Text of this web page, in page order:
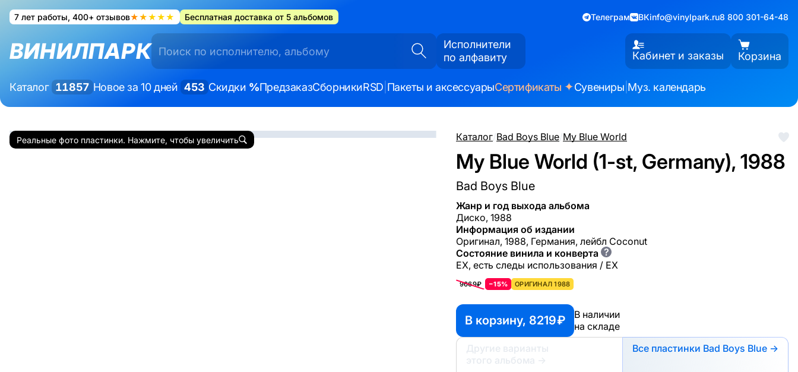
7 лет работы, 400+ отзывов★★★★★ Бесплатная доставка от 5 альбомов Телеграм ВКinfo@vinylpark.ru8 800 301-64-48
ВИНИЛПАРК
Исполнители
по алфавиту
Кабинет и заказы Корзина
Каталог 11857 Новое за 10 дней 453 Скидки %ПредзаказСборникиRSD Пакеты и аксессуарыСертификаты ✦Сувениры Муз. календарь
Каталог/Bad Boys Blue/My Blue World
My Blue World (1-st, Germany), 1988
Bad Boys Blue
Жанр и год выхода альбома
Диско, 1988
Информация об издании
Оригинал, 1988, Германия, лейбл Coconut
Состояние винила и конверта ?
EX, есть следы использования / EX
9669₽ −15% ОРИГИНАЛ 1988
В корзину, 8219 ₽
В наличии
на складе
Другие варианты
этого альбома
→
Все пластинки Bad Boys Blue →
Реальные фото пластинки. Нажмите, чтобы увеличить